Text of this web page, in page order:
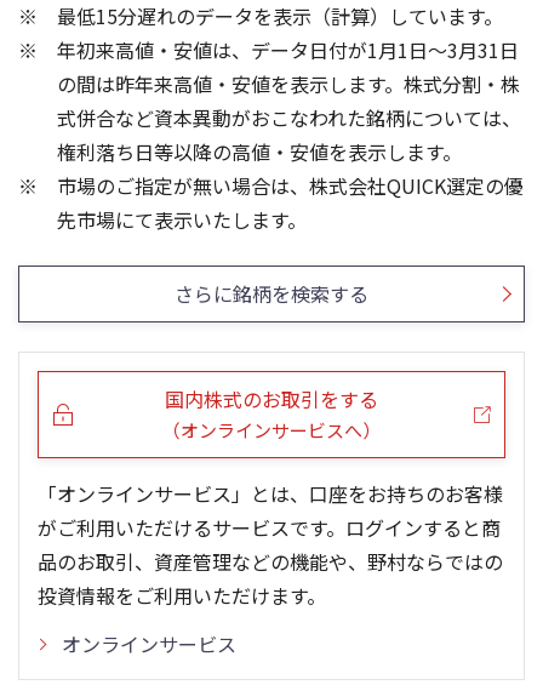
25/12
25/10
25/08
25/06
25/04
1,000
2,000
3,000
24/01
23/01
22/01
21/01
1,000
2,000
3,000
最低15分遅れのデータを表示（計算）しています。
年初来高値・安値は、データ日付が1月1日～3月31日
の間は昨年来高値・安値を表示します。株式分割・株
式併合など資本異動がおこなわれた銘柄については、
権利落ち日等以降の高値・安値を表示します。
市場のご指定が無い場合は、株式会社QUICK選定の優
先市場にて表示いたします。
さらに銘柄を検索する
国内株式のお取引をする
（オンラインサービスへ）
「オンラインサービス」とは、口座をお持ちのお客様
がご利用いただけるサービスです。ログインすると商
品のお取引、資産管理などの機能や、野村ならではの
投資情報をご利用いただけます。
オンラインサービス